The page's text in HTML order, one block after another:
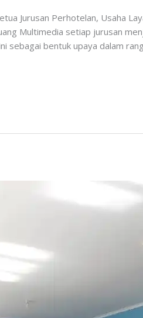
Jurusan Perhotelan, Usaha
Multimedia setiap jurusan
sebagai bentuk upaya dalam